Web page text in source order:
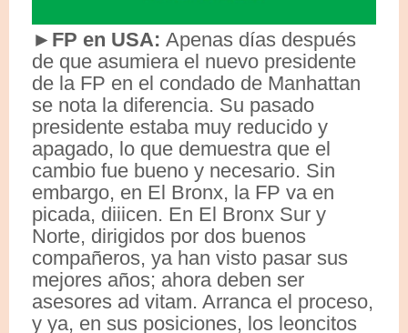
►FP en USA: Apenas días después
de que asumiera el nuevo presidente
de la FP en el condado de Manhattan
se nota la diferencia. Su pasado
presidente estaba muy reducido y
apagado, lo que demuestra que el
cambio fue bueno y necesario. Sin
embargo, en El Bronx, la FP va en
picada, diiicen. En El Bronx Sur y
Norte, dirigidos por dos buenos
compañeros, ya han visto pasar sus
mejores años; ahora deben ser
asesores ad vitam. Arranca el proceso,
y ya, en sus posiciones, los leoncitos